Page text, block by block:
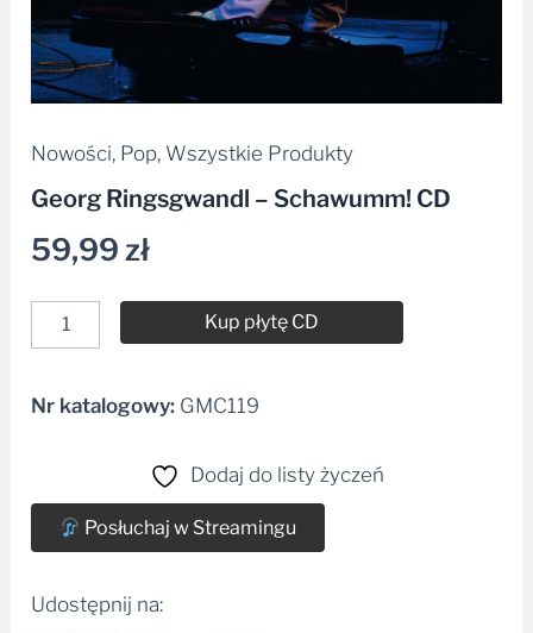
Nowości, Pop, Wszystkie Produkty
Georg Ringsgwandl – Schawumm! CD
59,99zł
Kup płytę CD
Alternative:
Nr katalogowy: GMC119
Dodaj do listy życzeń
Posłuchaj w Streamingu
Udostępnij na: